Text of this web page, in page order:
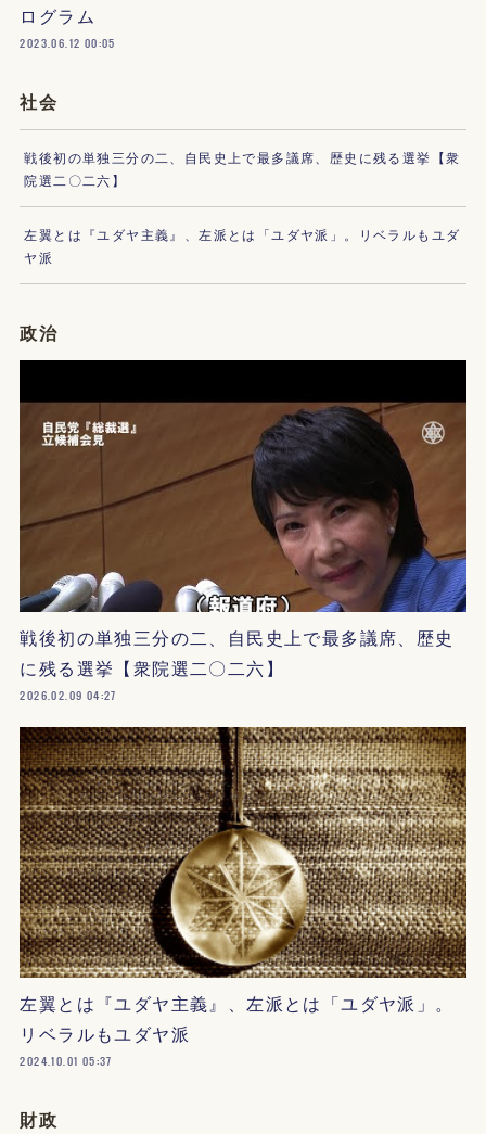
ログラム
2023.06.12 00:05
社会
戦後初の単独三分の二、自民史上で最多議席、歴史に残る選挙【衆
院選二〇二六】
左翼とは『ユダヤ主義』、左派とは「ユダヤ派」。リベラルもユダ
ヤ派
政治
戦後初の単独三分の二、自民史上で最多議席、歴史
に残る選挙【衆院選二〇二六】
2026.02.09 04:27
左翼とは『ユダヤ主義』、左派とは「ユダヤ派」。
リベラルもユダヤ派
2024.10.01 05:37
財政